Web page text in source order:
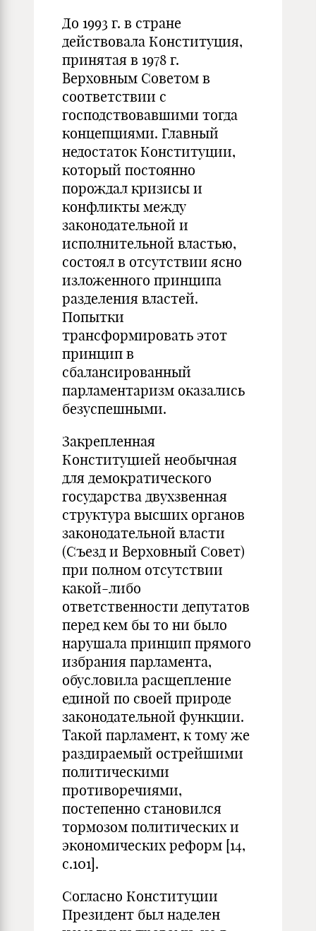
До 1993 г. в стране
действовала Конституция,
принятая в 1978 г.
Верховным Советом в
соответствии с
господствовавшими тогда
концепциями. Главный
недостаток Конституции,
который постоянно
порождал кризисы и
конфликты между
законодательной и
исполнительной властью,
состоял в отсутствии ясно
изложенного принципа
разделения властей.
Попытки
трансформировать этот
принцип в
сбалансированный
парламентаризм оказались
безуспешными.
Закрепленная
Конституцией необычная
для демократического
государства двухзвенная
структура высших органов
законодательной власти
(Съезд и Верховный Совет)
при полном отсутствии
какой-либо
ответственности депутатов
перед кем бы то ни было
нарушала принцип прямого
избрания парламента,
обусловила расщепление
единой по своей природе
законодательной функции.
Такой парламент, к тому же
раздираемый острейшими
политическими
противоречиями,
постепенно становился
тормозом политических и
экономических реформ [14,
с.101].
Согласно Конституции
Президент был наделен